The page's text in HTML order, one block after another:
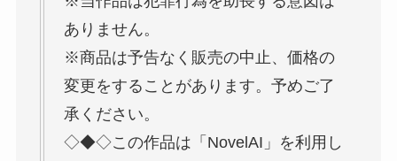
ありません。
※商品は予告なく販売の中止、価格の
変更をすることがあります。予めご了
承ください。
◇◆◇この作品は「NovelAI」を利用し